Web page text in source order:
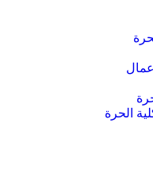
الحرة